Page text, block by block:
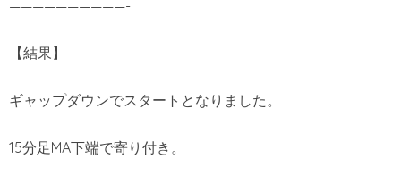
——————————-
【結果】
ギャップダウンでスタートとなりました。
15分足MA下端で寄り付き。